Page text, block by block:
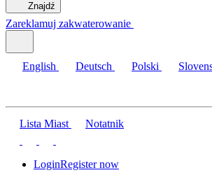
Znajdź
Zareklamuj zakwaterowanie
English Deutsch Polski
Lista Miast Notatnik
LoginRegister now